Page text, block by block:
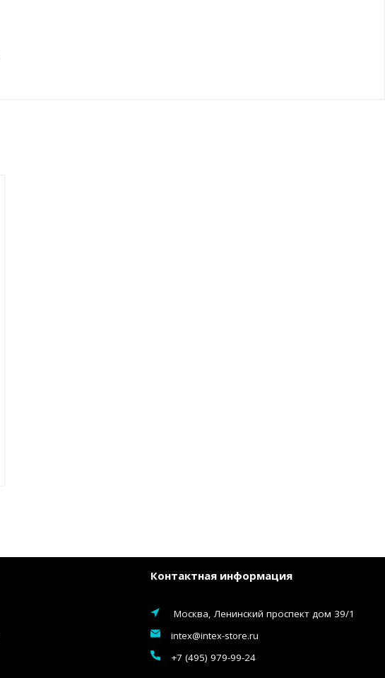
Контактная информация
Москва, Ленинский проспект дом 39/1
intex@intex-store.ru
+7 (495) 979-99-24